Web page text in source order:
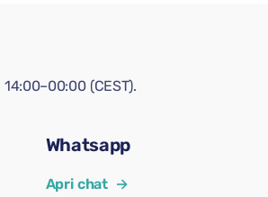
(CEST).
Whatsapp
Apri chat →